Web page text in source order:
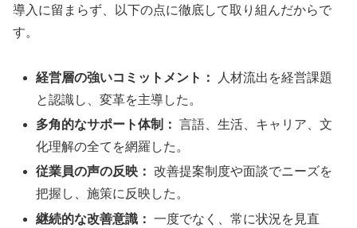
導入に留まらず、以下の点に徹底して取り組んだからで
す。
経営層の強いコミットメント：
人材流出を経営課題
と認識し、変革を主導した。
多角的なサポート体制： 言語、生活、キャリア、文
化理解の全てを網羅した。
従業員の声の反映： 改善提案制度や面談でニーズを
把握し、施策に反映した。
継続的な改善意識： 一度でなく、常に状況を見直